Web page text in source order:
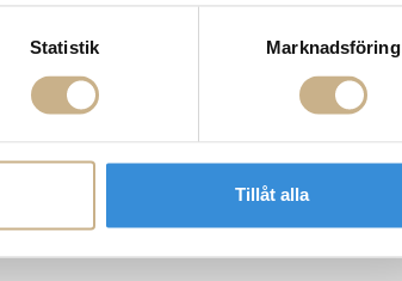
Statistik Marknadsföring
Tillåt alla